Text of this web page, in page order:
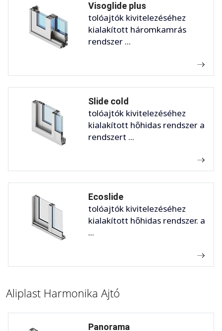
Visoglide plus
tolóajtók kivitelezéséhez
kialakított háromkamrás
rendszer ...
Slide cold
tolóajtók kivitelezéséhez
kialakított hőhidas rendszer a
rendszert ...
Ecoslide
tolóajtók kivitelezéséhez
kialakított hőhidas rendszer. a
...
Aliplast Harmonika Ajtó
Panorama